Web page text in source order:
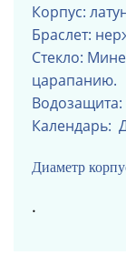
Корпус:
Браслет:
Стекло:
царапанию.
Водозащита:
Календарь:
Диаметр
.